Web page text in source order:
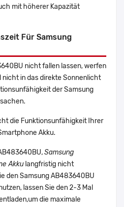
mit höherer Kapazität
Für Samsung
nicht fallen lassen, werfen
nicht in das direkte Sonnenlicht
der Samsung
die Funktionsunfähigkeit Ihrer
Akku.
Samsung
Akku langfristig nicht
den Samsung AB483640BU
lassen Sie den 2-3 Mal
die maximale